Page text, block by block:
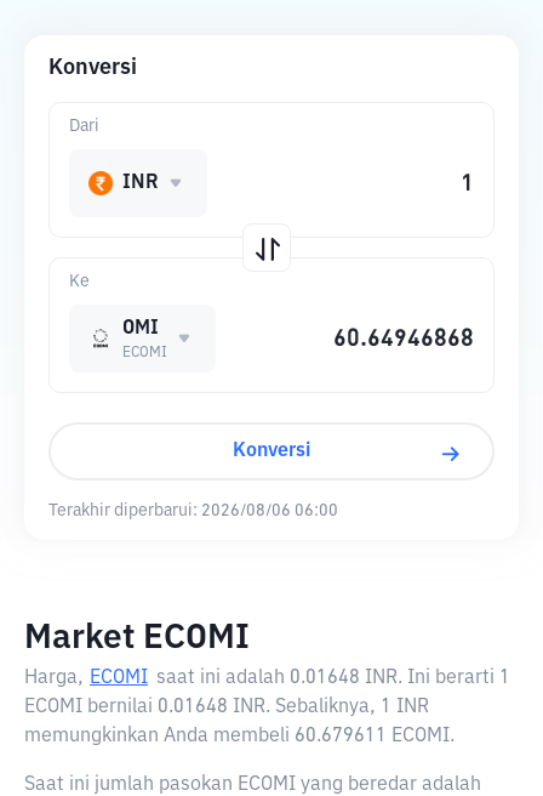
Konversi
Ke
OMI
ECOMI
Dari
INR
Konversi
Terakhir diperbarui: 2026/08/06 06:00
Market ECOMI
Harga, ECOMI saat ini adalah 0.01648 INR. Ini berarti 1
ECOMI bernilai 0.01648 INR. Sebaliknya, 1 INR
memungkinkan Anda membeli 60.679611 ECOMI.
Saat ini jumlah pasokan ECOMI yang beredar adalah